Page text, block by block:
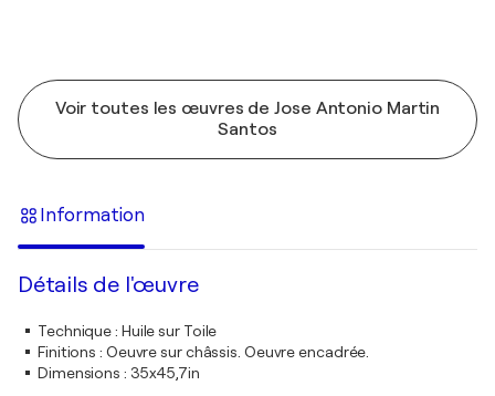
Voir toutes les œuvres de Jose Antonio Martin
Santos
Information
Détails de l'œuvre
Technique: Huile sur Toile
Finitions : Oeuvre sur châssis. Oeuvre encadrée.
Dimensions : 35x45,7in